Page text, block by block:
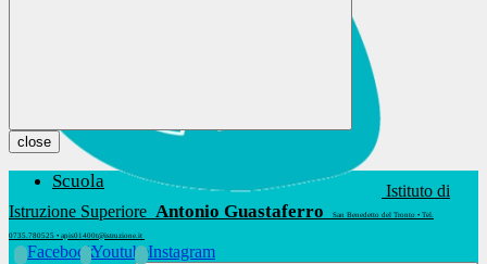
Istituto di
Istruzione Superiore Antonio Guastaferro San Benedetto del Tronto • Tel.
0735.780525 • apis01400t@istruzione.it
FacebookYoutubeInstagram
close
Scuola